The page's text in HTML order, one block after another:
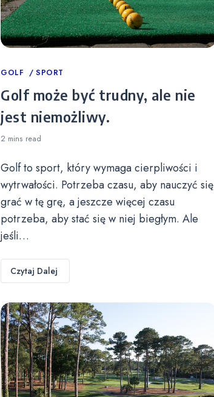
Categories
GOLF SPORT
Golf może być trudny, ale nie
jest niemożliwy.
2 mins read
Golf to sport, który wymaga cierpliwości i
wytrwałości. Potrzeba czasu, aby nauczyć się
grać w tę grę, a jeszcze więcej czasu
potrzeba, aby stać się w niej biegłym. Ale
jeśli…
Czytaj Dalej